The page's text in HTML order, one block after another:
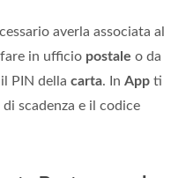
averla associata al
in ufficio postale o da
PIN della carta. In App ti
scadenza e il codice